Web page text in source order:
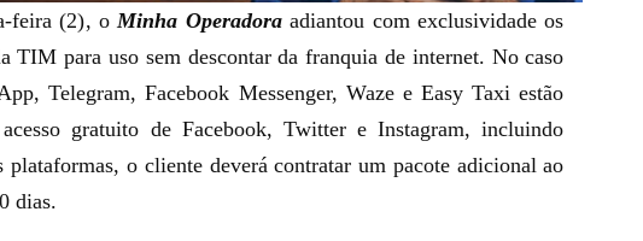
feira (2), oMinha Operadoraadiantou com exclusividade os
TIM para uso sem descontar da franquia de internet. No caso
Telegram, Facebook Messenger, Waze e Easy Taxi estão
gratuito de Facebook, Twitter e Instagram, incluindo
plataformas, o cliente deverá contratar um pacote adicional ao
dias.